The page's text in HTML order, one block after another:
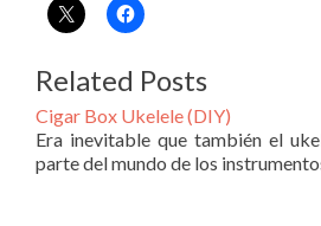
Related Posts
Cigar Box Ukelele (DIY)
Era inevitable que también el
parte del mundo de los